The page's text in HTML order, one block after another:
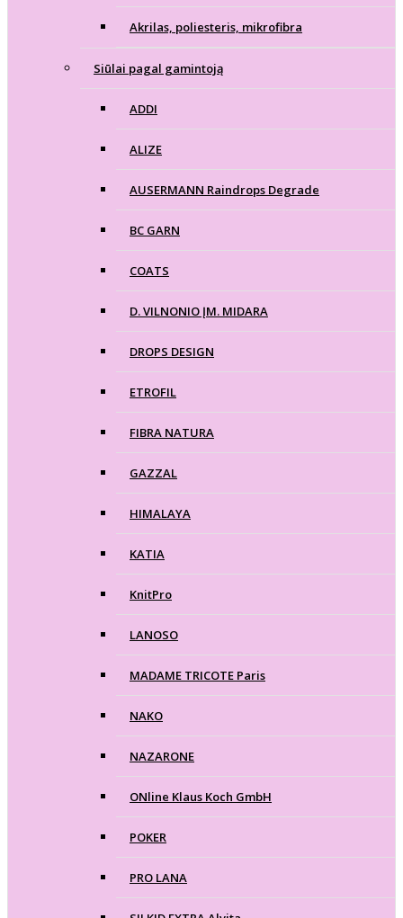
Akrilas, poliesteris, mikrofibra
Siūlai pagal gamintoją
ADDI
ALIZE
AUSERMANN Raindrops Degrade
BC GARN
COATS
D. VILNONIO ĮM. MIDARA
DROPS DESIGN
ETROFIL
FIBRA NATURA
GAZZAL
HIMALAYA
KATIA
KnitPro
LANOSO
MADAME TRICOTE Paris
NAKO
NAZARONE
ONline Klaus Koch GmbH
POKER
PRO LANA